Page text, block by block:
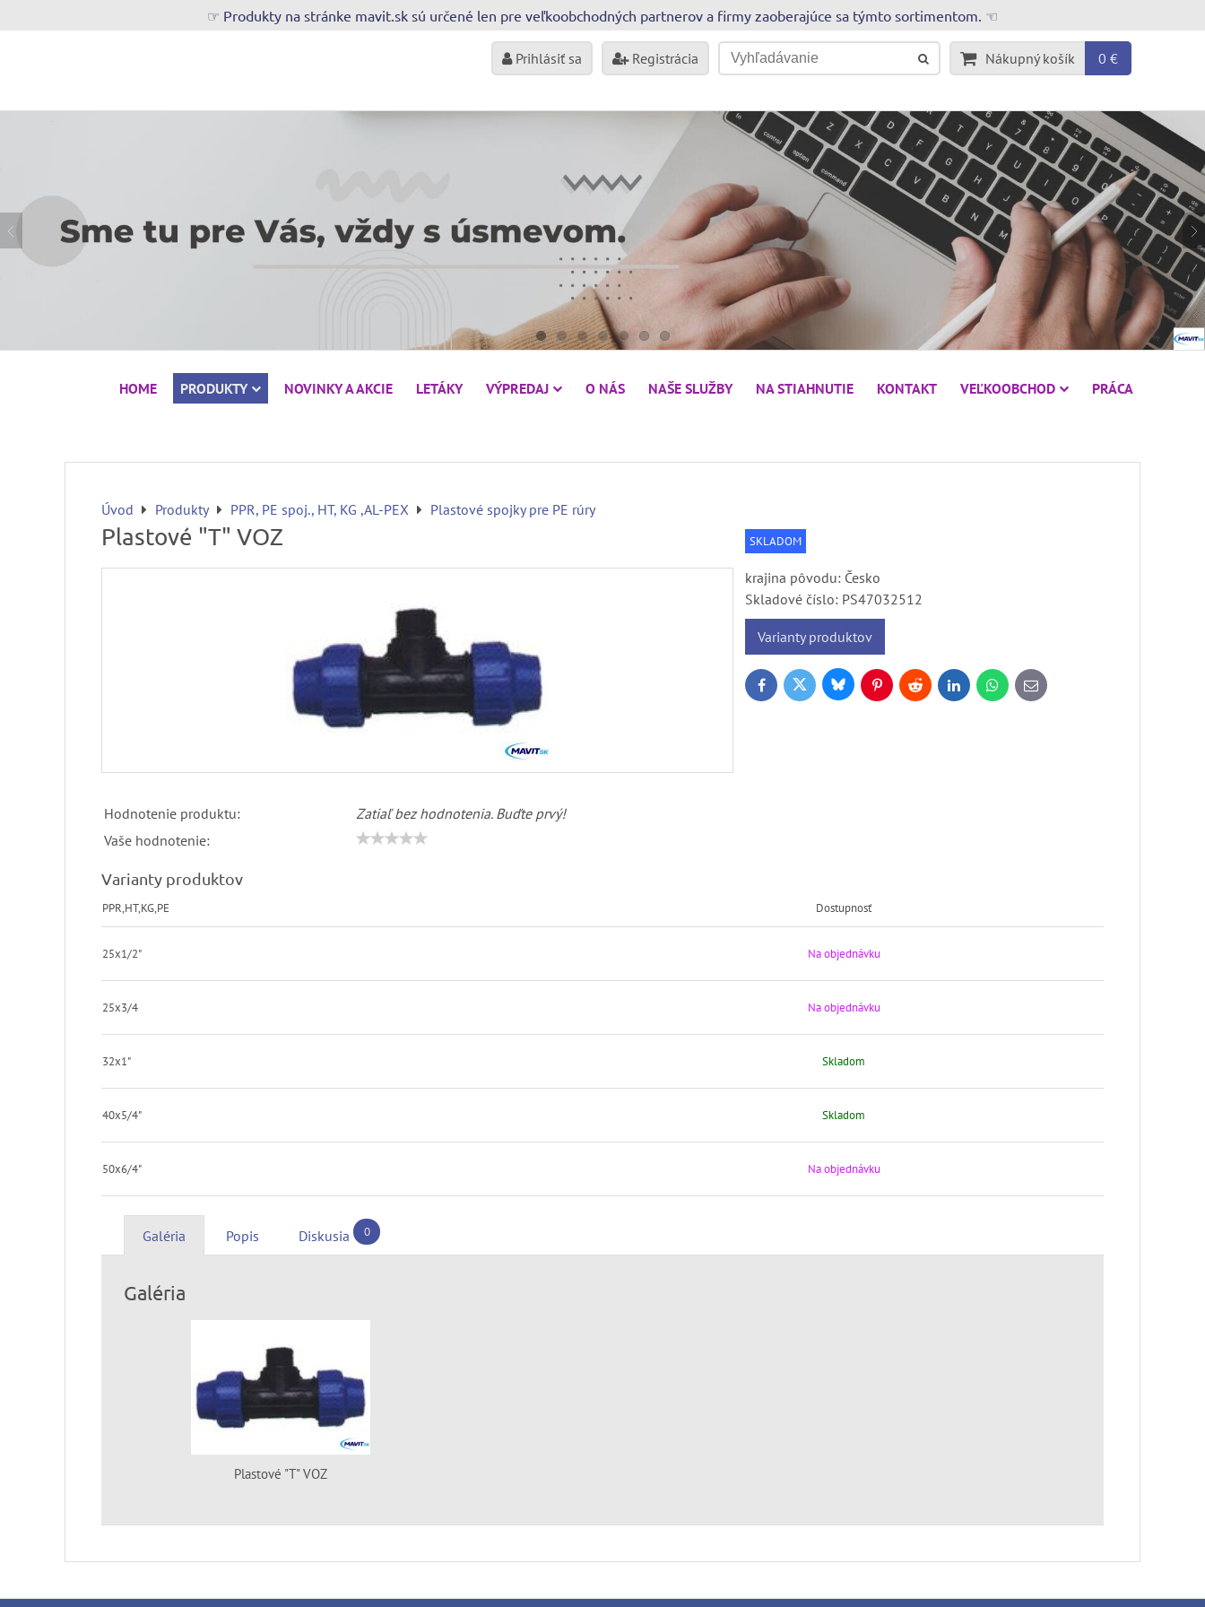
☞ Produkty na stránke mavit.sk sú určené len pre veľkoobchodných partnerov a firmy zaoberajúce sa týmto sortimentom. ☜
Prihlásiť sa Registrácia Nákupný košík 0 €
HOME PRODUKTY NOVINKY A AKCIE LETÁKY VÝPREDAJ O NÁS NAŠE SLUŽBY NA STIAHNUTIE KONTAKT VEĽKOOBCHOD PRÁCA
Úvod Produkty PPR, PE spoj., HT, KG ,AL-PEX Plastové spojky pre PE rúry
Plastové "T" VOZ
Hodnotenie produktu:
Zatiaľ bez hodnotenia. Buďte prvý!
Vaše hodnotenie:
SKLADOM
krajina pôvodu: Česko
Skladové číslo: PS47032512
Varianty produktov
FacebookTwitter BlueskyPinterestReddit LinkedInWhatsApp
E-
mail
Varianty produktov
PPR,HT,KG,PE Dostupnosť
25x1/2" Na objednávku
25x3/4 Na objednávku
32x1" Skladom
40x5/4" Skladom
50x6/4" Na objednávku
Galéria Popis Diskusia 0
Galéria
Plastové "T" VOZ